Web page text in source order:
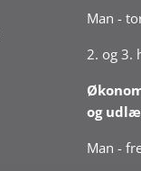
Man -
2. og 3.
og
Man -